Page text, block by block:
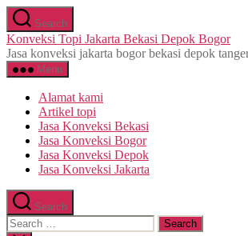
Skip
to
the
content
Search
Konveksi Topi Jakarta Bekasi Depok Bogor
Jasa konveksi jakarta bogor bekasi depok
Menu
Alamat kami
Artikel topi
Jasa Konveksi Bekasi
Jasa Konveksi Bogor
Jasa Konveksi Depok
Jasa Konveksi Jakarta
Search
Search